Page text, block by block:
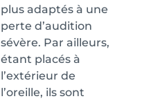
plus adaptés à une
perte d’audition
sévère. Par ailleurs,
étant placés à
l’extérieur de
l’oreille, ils sont